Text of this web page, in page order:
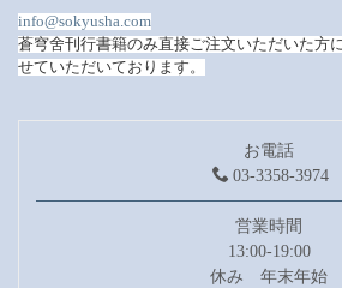
info@sokyusha.com
蒼穹舍刊行書籍のみ直接ご注文いただいた方
せていただいております。
お電話
03-3358-3974
営業時間
13:00-19:00
休み 年末年始